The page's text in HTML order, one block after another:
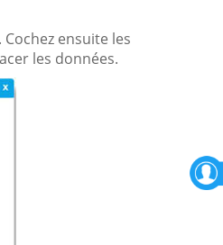
Cochez ensuite les
les données.